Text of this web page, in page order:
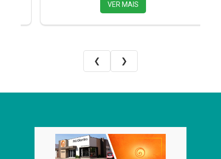
VER MAIS
❮ ❯